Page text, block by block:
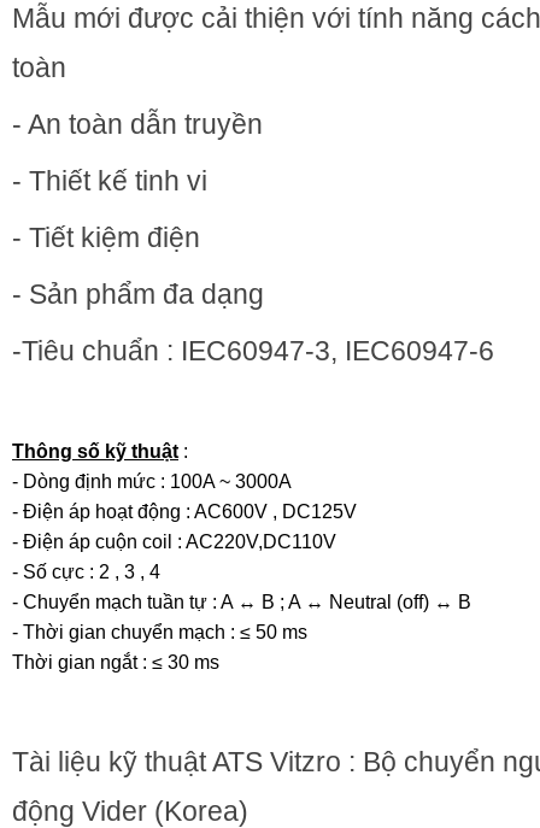
Mẫu mới được cải thiện với tính năng
toàn
- An toàn dẫn truyền
- Thiết kế tinh vi
- Tiết kiệm điện
- Sản phẩm đa dạng
-Tiêu chuẩn : IEC60947-3, IEC60947-6
Thông số kỹ thuật :
- Dòng định mức : 100A ~ 3000A
- Điện áp hoạt động : AC600V , DC125V
- Điện áp cuộn coil : AC220V,DC110V
- Số cực : 2 , 3 , 4
- Chuyển mạch tuần tự : A ↔ B ; A ↔ Neutral (off) ↔ B
- Thời gian chuyển mạch : ≤ 50 ms
Thời gian ngắt : ≤ 30 ms
Tài liệu kỹ thuậtATS Vitzro : Bộ chuyển
động Vider (Korea)